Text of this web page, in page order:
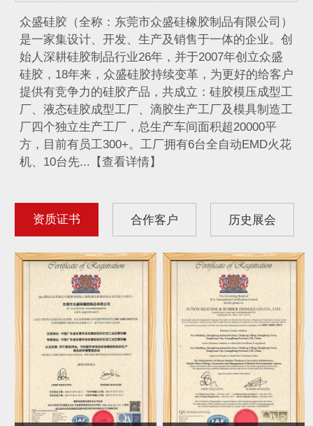
众盛硅胶（全称：东莞市众盛硅橡胶制品有限公司）
是一家集设计、开发、生产及销售于一体的企业。创
始人深耕硅胶制品行业26年，并于2007年创立众盛
硅胶，18年来，众盛硅胶持续变革，为更好的给客户
提供有竞争力的硅胶产品，共成立：硅胶模压成型工
厂、液态硅胶成型工厂、滴胶生产工厂及模具制造工
厂四个独立生产工厂，总生产车间面积超20000平
方，目前有员工300+。工厂拥有6台全自动EMD火花
机、10台先...【查看详情】
资质证书 合作客户 历史展会
沃尔玛 小不点 DOT